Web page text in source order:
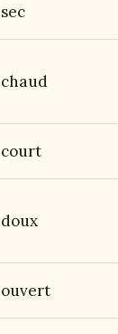
sec
chaud
court
doux
ouvert